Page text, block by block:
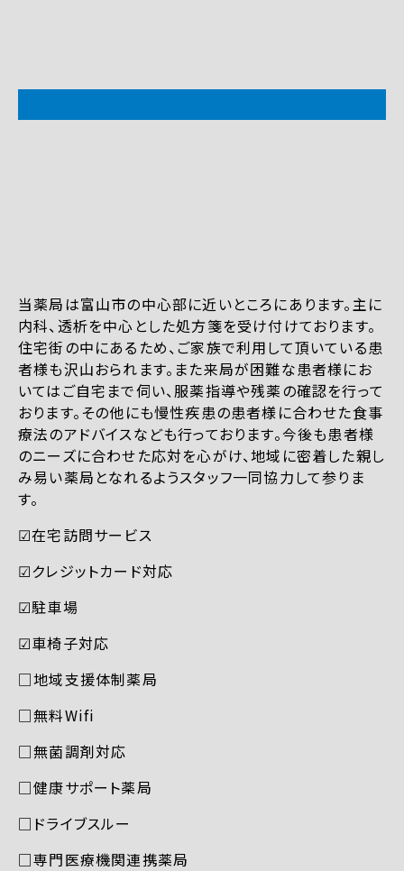
当薬局は富山市の中心部に近いところにあります。主に
内科、透析を中心とした処方箋を受け付けております。
住宅街の中にあるため、ご家族で利用して頂いている患
者様も沢山おられます。また来局が困難な患者様にお
いてはご自宅まで伺い、服薬指導や残薬の確認を行って
おります。その他にも慢性疾患の患者様に合わせた食事
療法のアドバイスなども行っております。今後も患者様
のニーズに合わせた応対を心がけ、地域に密着した親し
み易い薬局となれるようスタッフ一同協力して参りま
す。
☑︎在宅訪問サービス
☑︎クレジットカード対応
☑︎駐車場
☑︎車椅子対応
□地域支援体制薬局
□無料Wifi
□無菌調剤対応
□健康サポート薬局
□ドライブスルー
□専門医療機関連携薬局